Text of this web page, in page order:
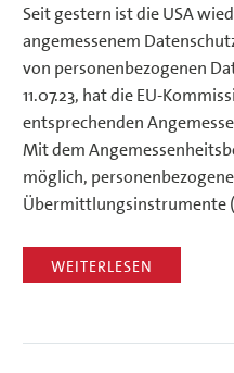
Seit gestern ist die USA
angemessenem
von personenbezogenen
11.07.23, hat die EU-
entsprechenden
Mit dem
möglich,
Übermittlungsinstrumente
WEITERLESEN